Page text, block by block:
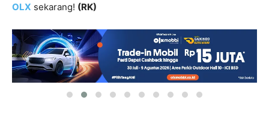
OLX sekarang! (RK)